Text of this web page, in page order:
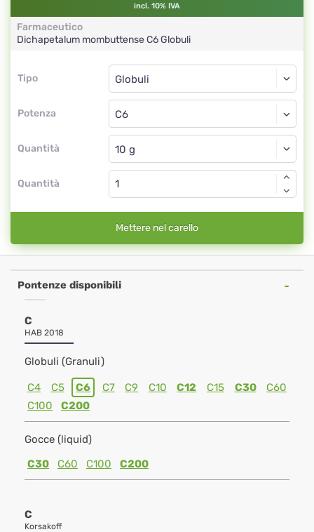
incl. 10% IVA
Farmaceutico
Dichapetalum mombuttenseC6Globuli
Tipo
Tipo
Potenza
Globuli
C6
Quantità
Globuli
Quantità
Mettere nel carello
Pontenze disponibili
C
HAB 2018
Globuli (Granuli)
C4 C5 C6 C7 C9 C10 C12 C15 C30
C60
C100
C200
Gocce (liquid)
C30
C60 C100 C200
C
Korsakoff